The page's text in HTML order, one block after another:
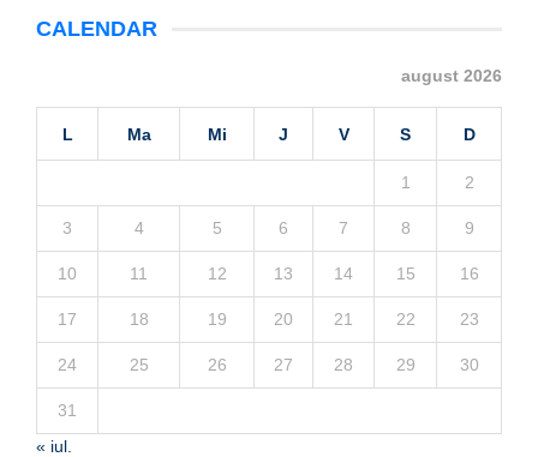
CALENDAR
august 2026
L Ma Mi J V S D
1 2
3 4 5 6 7 8 9
10 11 12 13 14 15 16
17 18 19 20 21 22 23
24 25 26 27 28 29 30
31
« iul.